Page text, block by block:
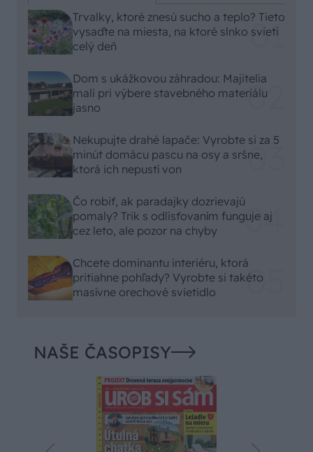
Trvalky, ktoré znesú sucho a teplo? Tieto
vysaďte na miesta, na ktoré slnko svieti
celý deň
Dom s ukážkovou záhradou: Majitelia
mali pri výbere stavebného materiálu
jasno
Nekupujte drahé lapače: Vyrobte si za 5
minút domácu pascu na osy a sršne,
ktorá ich nepustí von
Čo robiť, ak paradajky dozrievajú
pomaly? Trik s odlisťovaním funguje aj
cez leto, ale pozor na chyby
Chcete dominantu interiéru, ktorá
pritiahne pohľady? Vyrobte si takéto
masívne orechové svietidlo
NAŠE ČASOPISY